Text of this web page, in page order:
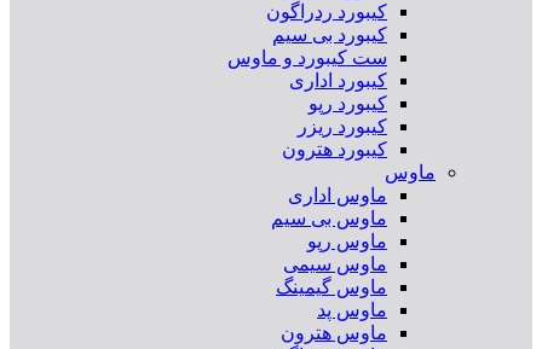
کیبورد ردراگون
کیبورد بی سیم
ست کیبورد و ماوس
کیبورد اداری
کیبورد رپو
کیبورد ریزر
کیبورد هترون
ماوس
ماوس اداری
ماوس بی سیم
ماوس رپو
ماوس سیمی
ماوس گیمینگ
ماوس پد
ماوس هترون